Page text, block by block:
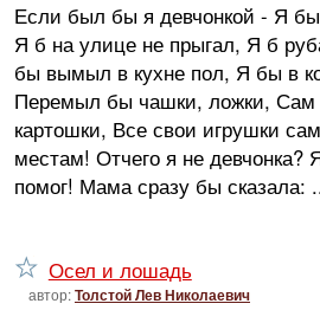
Если был бы я девчонкой - Я
Я б на улице не прыгал, Я б
бы вымыл в кухне пол, Я бы в
Перемыл бы чашки, ложки, Сам
картошки, Все свои игрушки
местам! Отчего я не девчонка?
помог! Мама сразу бы сказала:
Осел и лошадь
автор:Толстой Лев Николаевич